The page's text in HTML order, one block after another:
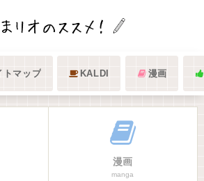
トマップ KALDI 漫画
漫画
manga